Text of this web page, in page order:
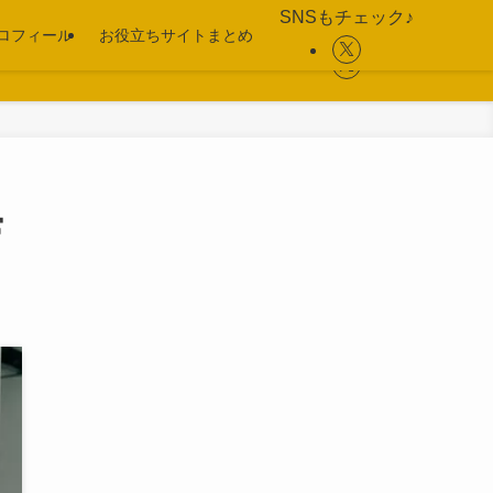
SNSもチェック♪
フィール お役立ちサイトまとめ
SNSもチェック♪